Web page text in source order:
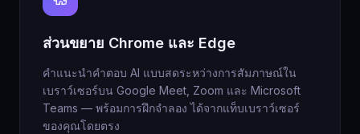
ส่วนขยาย Chrome และ Edge
คำแนะนำคำตอบ AI แบบสดระหว่างการสัมภาษณ์ใน
เบราว์เซอร์บน Google Meet, Zoom และ Microsoft
Teams — พร้อมการฝึกจำลอง ได้จากแท็บเบราว์เซอร์
ของคุณโดยตรง